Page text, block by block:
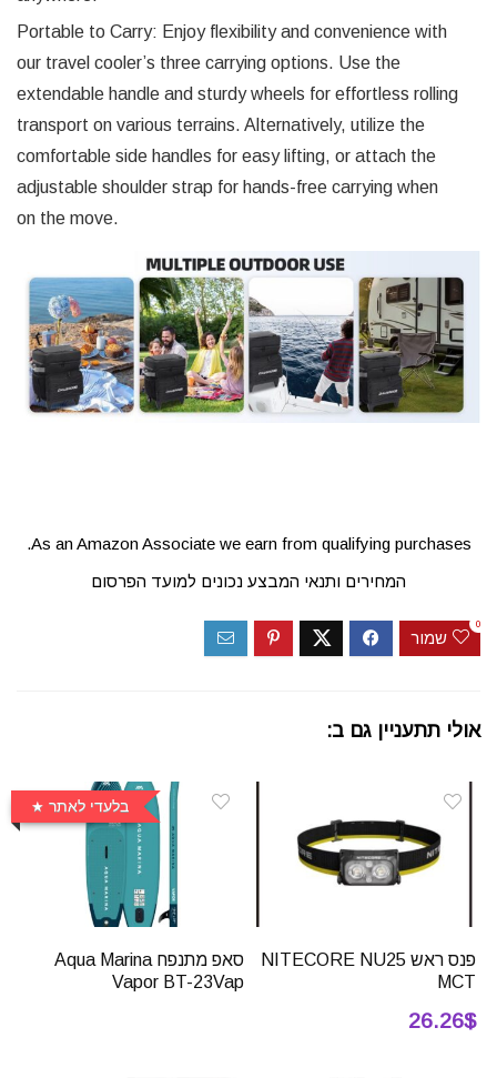
Portable to Carry: Enjoy flexibility and convenience with
our travel cooler’s three carrying options. Use the
extendable handle and sturdy wheels for effortless rolling
transport on various terrains. Alternatively, utilize the
comfortable side handles for easy lifting, or attach the
adjustable shoulder strap for hands-free carrying when
on the move.
As an Amazon Associate we earn from qualifying purchases.
המחירים ותנאי המבצע נכונים למועד הפרסום
שמור
0
אולי תתעניין גם ב:
פנס ראש NITECORE NU25
MCT
26.26$
בלעדי לאתר
סאפ מתנפח Aqua Marina
Vapor BT-23Vap